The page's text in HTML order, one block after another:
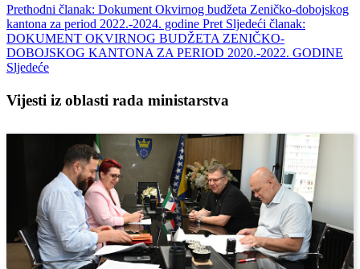
Prethodni članak: Dokument Okvirnog budžeta Zeničko-dobojskog
kantona za period 2022.-2024. godine Pret Sljedeći članak:
DOKUMENT OKVIRNOG BUDŽETA ZENIČKO-
DOBOJSKOG KANTONA ZA PERIOD 2020.-2022. GODINE
Sljedeće
Vijesti iz oblasti rada ministarstva